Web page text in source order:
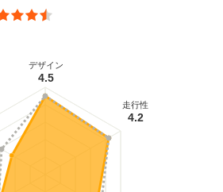
デザイン
4.5
走行性
4.2